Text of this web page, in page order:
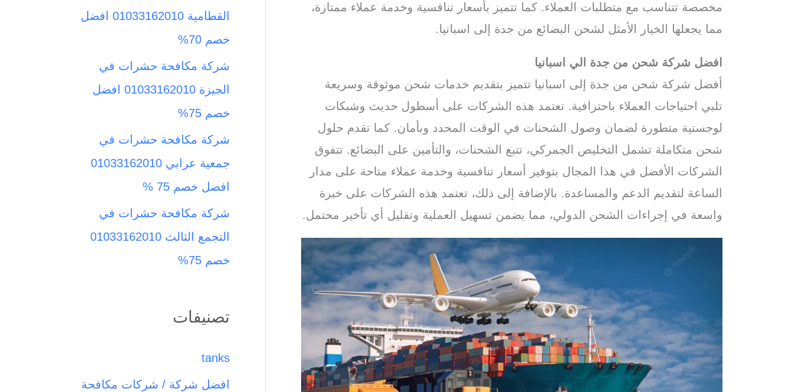
مخصصة تتناسب مع متطلبات العملاء. كما تتميز بأسعار تنافسية وخدمة عملاء ممتازة،
مما يجعلها الخيار الأمثل لشحن البضائع من جدة إلى اسبانيا.
افضل شركة شحن من جدة الي اسبانيا
أفضل شركة شحن من جدة إلى اسبانيا تتميز بتقديم خدمات شحن موثوقة وسريعة
تلبي احتياجات العملاء باحترافية. تعتمد هذه الشركات على أسطول حديث وشبكات
لوجستية متطورة لضمان وصول الشحنات في الوقت المحدد وبأمان. كما تقدم حلول
شحن متكاملة تشمل التخليص الجمركي، تتبع الشحنات، والتأمين على البضائع. تتفوق
الشركات الأفضل في هذا المجال بتوفير أسعار تنافسية وخدمة عملاء متاحة على مدار
الساعة لتقديم الدعم والمساعدة. بالإضافة إلى ذلك، تعتمد هذه الشركات على خبرة
واسعة في إجراءات الشحن الدولي، مما يضمن تسهيل العملية وتقليل أي تأخير محتمل.
القطامية 01033162010 افضل
خصم 70%
شركة مكافحة حشرات في
الجيزة 01033162010 افضل
خصم 75%
شركة مكافحة حشرات في
جمعية عرابي 01033162010
افضل خصم 75 %
شركة مكافحة حشرات في
التجمع الثالث 01033162010
خصم 75%
تصنيفات
tanks
افضل شركة / شركات مكافحة